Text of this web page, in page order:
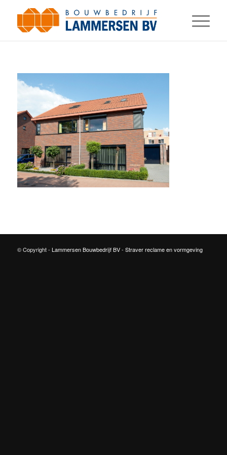
© Copyright - Lammersen Bouwbedrijf BV- Straver reclame en vormgeving